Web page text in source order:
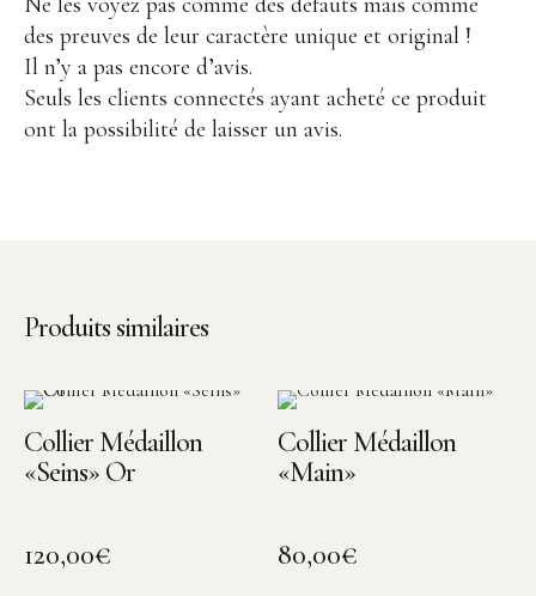
des preuves de leur caractère unique et original !
Il n’y a pas encore d’avis.
Seuls les clients connectés ayant acheté ce produit
ont la possibilité de laisser un avis.
Produits similaires
Collier Médaillon
«Seins» Or
120,00€
Collier Médaillon
«Main»
80,00€